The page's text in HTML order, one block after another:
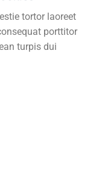
tortor laoreet
porttitor
turpis dui